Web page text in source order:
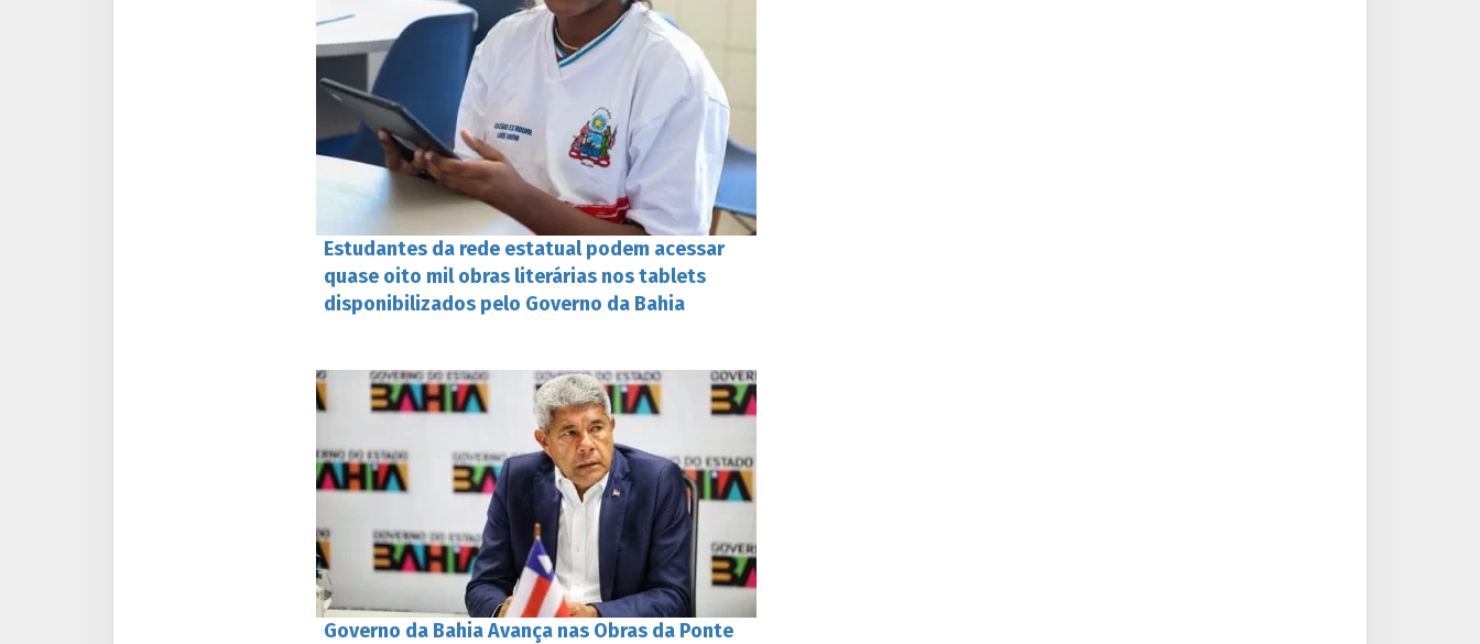
Estudantes da rede estatual podem acessar
quase oito mil obras literárias nos tablets
disponibilizados pelo Governo da Bahia
Governo da Bahia Avança nas Obras da Ponte